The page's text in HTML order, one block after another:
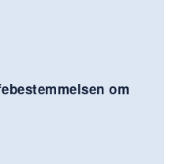
om